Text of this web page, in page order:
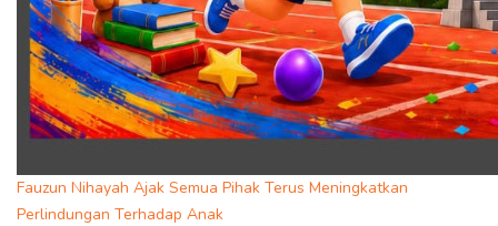
Fauzun Nihayah Ajak Semua Pihak Terus Meningkatkan
Perlindungan Terhadap Anak